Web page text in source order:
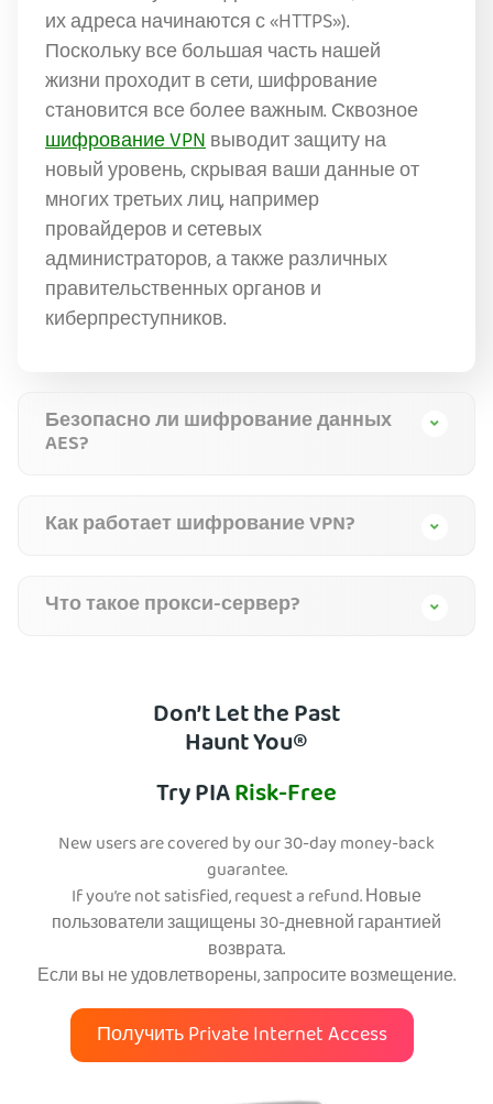
их адреса начинаются с «HTTPS»).
Поскольку все большая часть нашей
жизни проходит в сети, шифрование
становится все более важным. Сквозное
шифрование VPNвыводит защиту на
новый уровень, скрывая ваши данные от
многих третьих лиц, например
провайдеров и сетевых
администраторов, а также различных
правительственных органов и
киберпреступников.
Безопасно ли шифрование данных
AES?
Как работает шифрование VPN?
Что такое прокси-сервер?
Don’t Let the Past
Haunt You®
Try PIARisk-Free
New users are covered by our 30-day money-back
guarantee.
If you’re not satisfied, request a refund. Новые
пользователи защищены 30-дневной гарантией
возврата.
Если вы не удовлетворены, запросите возмещение.
Получить Private Internet Access